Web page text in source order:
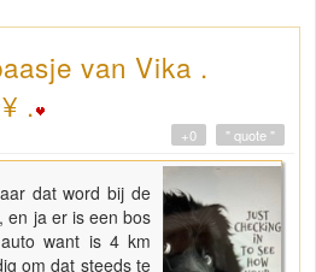
van Vika .
.
" quote "
+0
dat word bij de
en ja er is een bos
want is 4 km
om dat steeds te